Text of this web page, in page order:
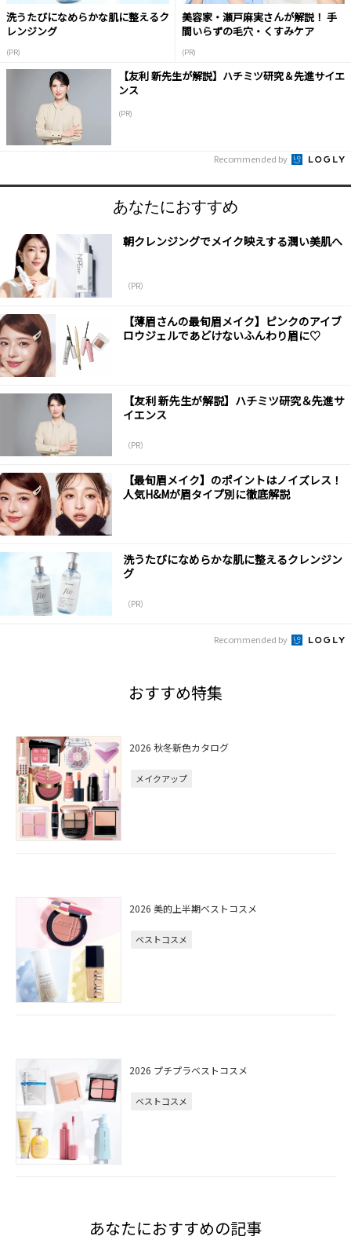
洗うたびになめらかな肌に整えるク
レンジング
(PR)
美容家・瀬戸麻実さんが解説！ 手
間いらずの毛穴・くすみケア
(PR)
【友利 新先生が解説】ハチミツ研究＆先進サイエ
ンス
(PR)
Recommended by
あなたにおすすめ
朝クレンジングでメイク映えする潤い美肌へ
（PR）
【薄眉さんの最旬眉メイク】ピンクのアイブ
ロウジェルであどけないふんわり眉に♡
【友利 新先生が解説】ハチミツ研究＆先進サ
イエンス
（PR）
【最旬眉メイク】のポイントはノイズレス！
人気H&Mが眉タイプ別に徹底解説
洗うたびになめらかな肌に整えるクレンジン
グ
（PR）
Recommended by
おすすめ特集
2026 秋冬新色カタログ
メイクアップ
2026 美的上半期ベストコスメ
ベストコスメ
2026 プチプラベストコスメ
ベストコスメ
あなたにおすすめの記事